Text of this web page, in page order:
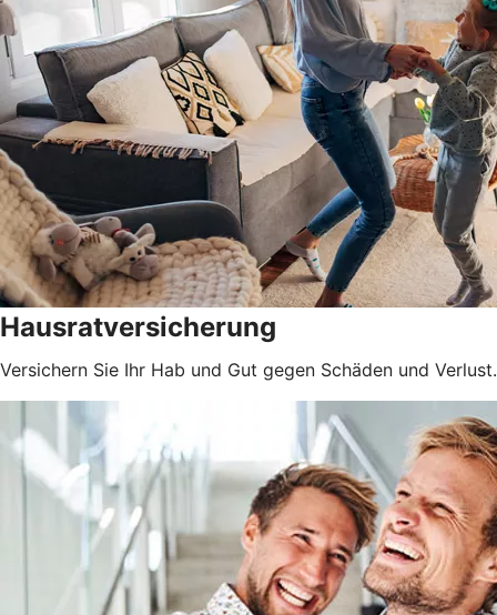
Hausratversicherung
Versichern Sie Ihr Hab und Gut gegen Schäden und Verlust.